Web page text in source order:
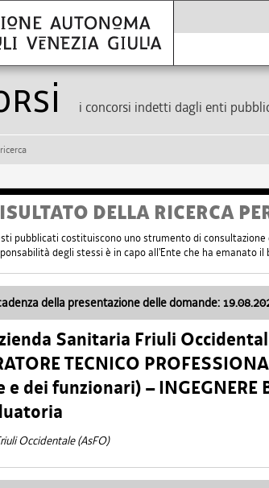
i concorsi indetti dagli enti
ricerca
DELLA RICERCA
pubblicati costituiscono uno strumento di
degli stessi è in capo all'Ente che ha emanato il
della presentazione delle domande:
Sanitaria Friuli
TECNICO
dei funzionari) – INGEGNERE
Occidentale (AsFO)